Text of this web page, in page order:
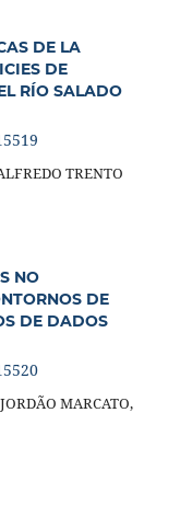
DE LA
DE
RÍO SALADO
TRENTO
NO
DE
DE DADOS
MARCATO,